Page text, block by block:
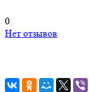
0
Нет отзывов